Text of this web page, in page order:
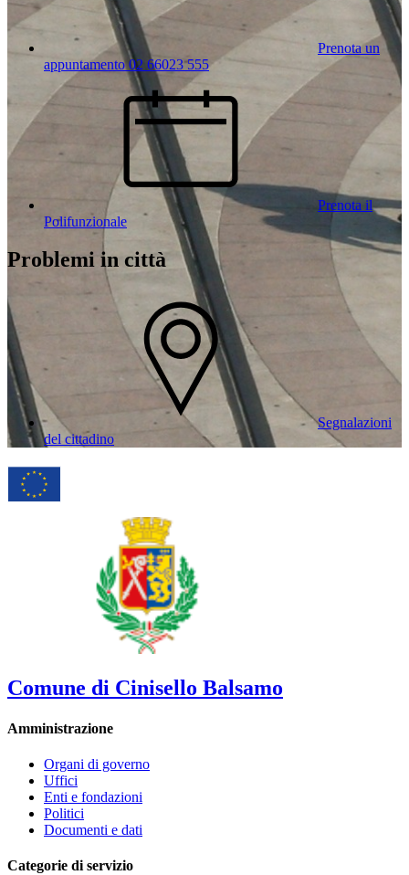
Prenota un
appuntamento 02 66023 555
Prenota il
Polifunzionale
Problemi in città
Segnalazioni
del cittadino
Comune di Cinisello Balsamo
Amministrazione
Organi di governo
Uffici
Enti e fondazioni
Politici
Documenti e dati
Categorie di servizio